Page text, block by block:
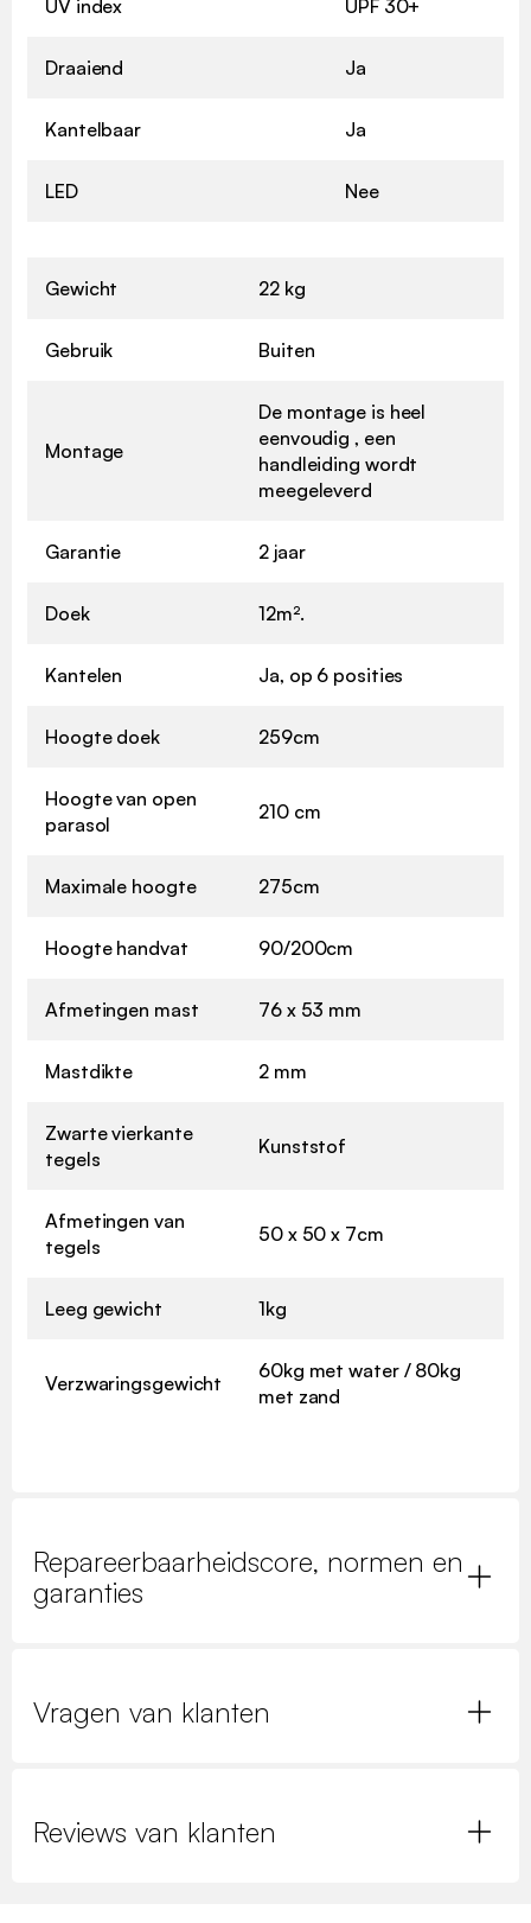
UV index UPF 30+
Draaiend Ja
Kantelbaar Ja
LED Nee
Gewicht 22 kg
Gebruik Buiten
Montage
De montage is heel
eenvoudig , een
handleiding wordt
meegeleverd
Garantie 2 jaar
Doek 12m².
Kantelen Ja, op 6 posities
Hoogte doek 259cm
Hoogte van open
parasol
210 cm
Maximale hoogte 275cm
Hoogte handvat 90/200cm
Afmetingen mast 76 x 53 mm
Mastdikte 2 mm
Zwarte vierkante
tegels
Kunststof
Afmetingen van
tegels
50 x 50 x 7cm
Leeg gewicht 1kg
Verzwaringsgewicht
60kg met water / 80kg
met zand
Repareerbaarheidscore, normen en
garanties
Vragen van klanten
Reviews van klanten